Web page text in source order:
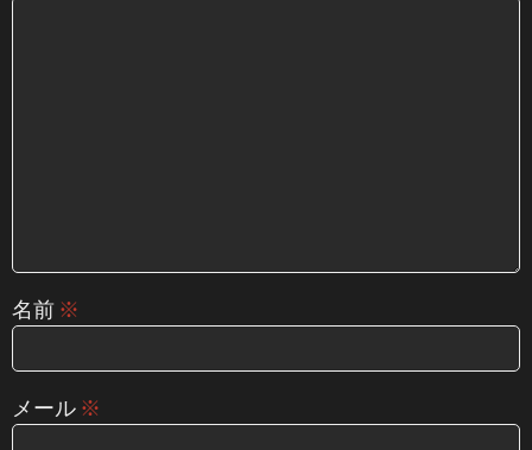
名前 ※
メール ※